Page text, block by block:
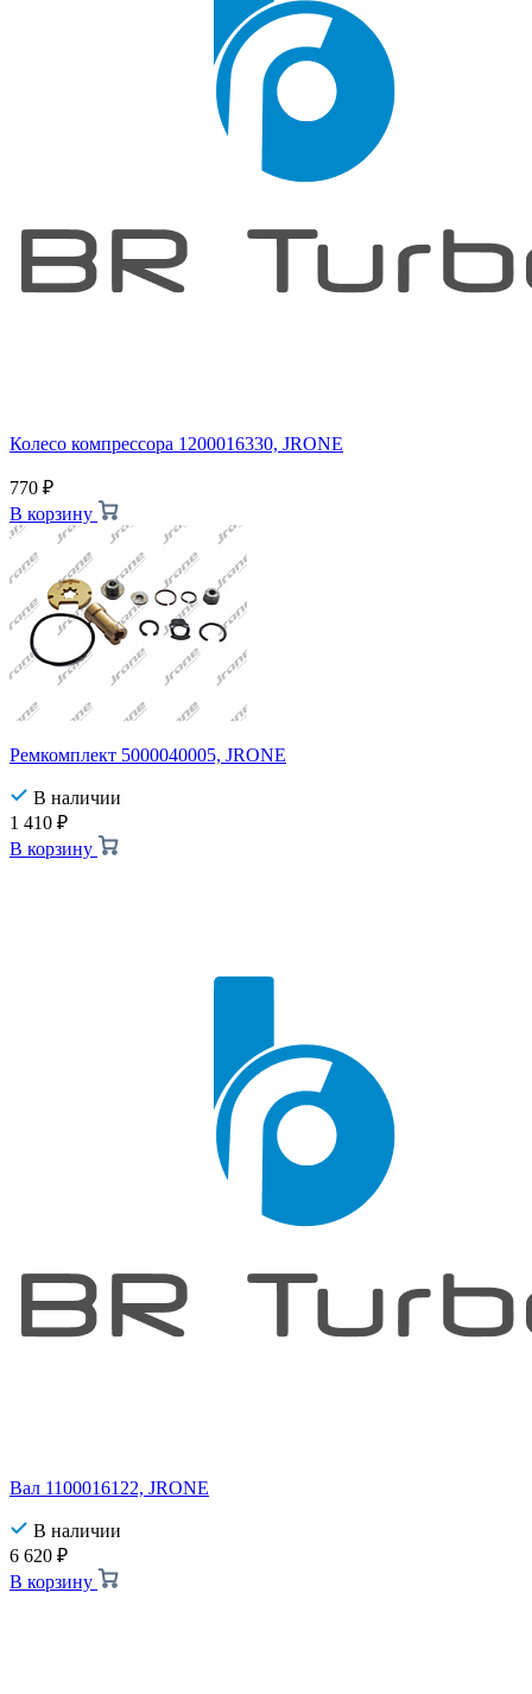
Колесо компрессора 1200016330, JRONE
770 ₽
В корзину
Ремкомплект 5000040005, JRONE
В наличии
1 410 ₽
В корзину
Вал 1100016122, JRONE
В наличии
6 620 ₽
В корзину